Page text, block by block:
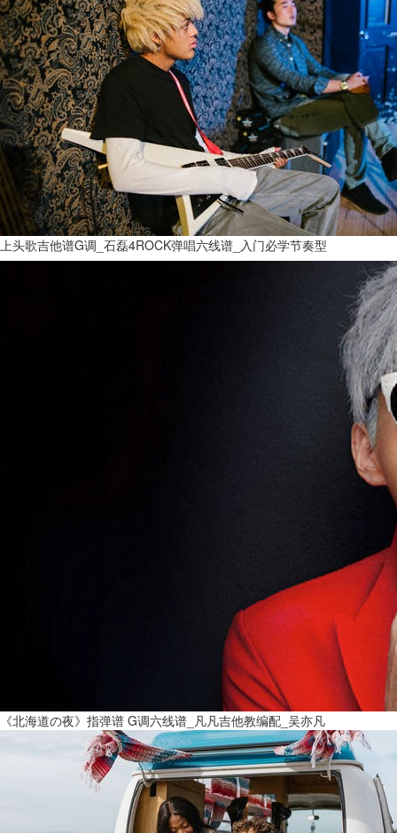
上头歌吉他谱G调_石磊4ROCK弹唱六线谱_入门必学节奏型
《北海道の夜》指弹谱 G调六线谱_凡凡吉他教编配_吴亦凡